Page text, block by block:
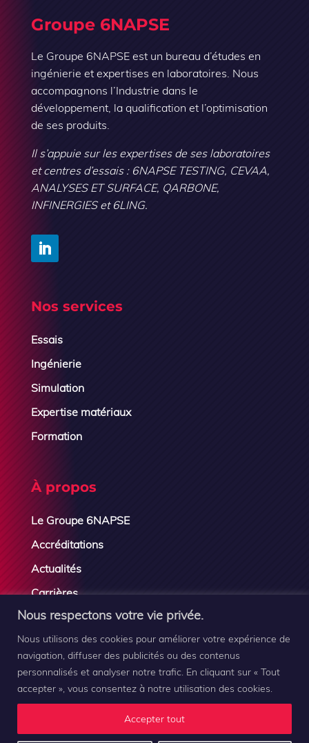
Nous respectons votre vie privée.
Nous utilisons des cookies pour améliorer votre expérience de
navigation, diffuser des publicités ou des contenus
personnalisés et analyser notre trafic. En cliquant sur « Tout
accepter », vous consentez à notre utilisation des cookies.
Accepter tout
Groupe 6NAPSE
Le Groupe 6NAPSE est un bureau d’études en
ingénierie et expertises en laboratoires. Nous
accompagnons l’Industrie dans le
développement, la qualification et l’optimisation
de ses produits.
Il s’appuie sur les expertises de ses laboratoires
et centres d’essais : 6NAPSE TESTING, CEVAA,
ANALYSES ET SURFACE, QARBONE,
INFINERGIES et 6LING.
Nos services
Essais
Ingénierie
Simulation
Expertise matériaux
Formation
À propos
Le Groupe 6NAPSE
Accréditations
Actualités
Carrières
Contactez-nous
Groupe 6NAPSE © 2019-2026 |